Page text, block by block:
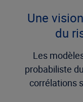
Une
du
Les
probabiliste
corrélations